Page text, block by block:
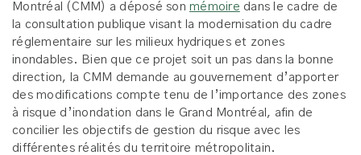
Montréal (CMM) a déposé son mémoire dans le cadre de
la consultation publique visant la modernisation du cadre
réglementaire sur les milieux hydriques et zones
inondables. Bien que ce projet soit un pas dans la bonne
direction, la CMM demande au gouvernement d’apporter
des modifications compte tenu de l’importance des zones
à risque d’inondation dans le Grand Montréal, afin de
concilier les objectifs de gestion du risque avec les
différentes réalités du territoire métropolitain.